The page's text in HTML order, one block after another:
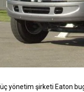
yönetim şirketi Eaton